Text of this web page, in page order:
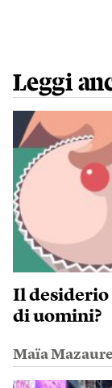
Leggi
Il desiderio
di uomini?
Maïa